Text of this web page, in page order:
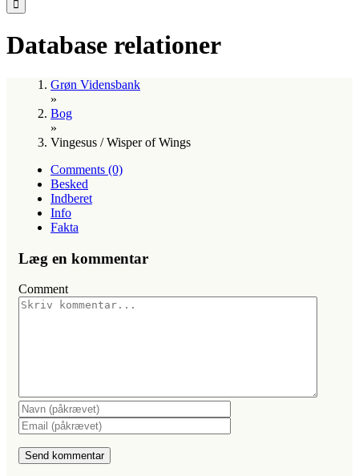
Database relationer
Grøn Vidensbank
»
Bog
»
Vingesus / Wisper of Wings
Comments (0)
Besked
Indberet
Info
Fakta
Læg en kommentar
Comment